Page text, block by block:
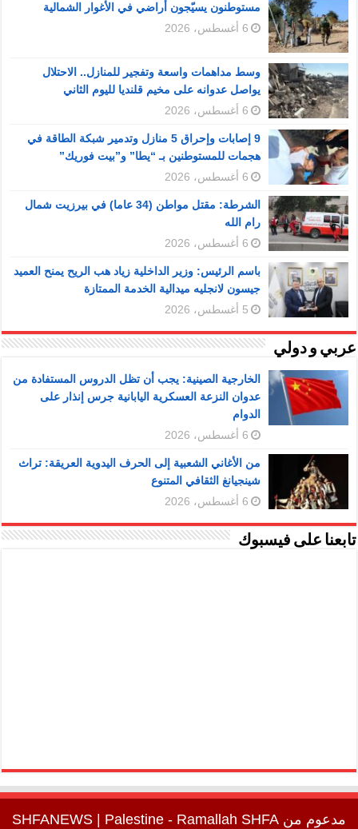
مستوطنون يسيّجون أراضي في الأغوار الشمالية
6 أغسطس، 2026
وسط مداهمات واسعة وتفجير للمنازل.. الاحتلال
يواصل عدوانه على مخيم قلنديا لليوم الثاني
6 أغسطس، 2026
9 إصابات وإحراق 5 منازل وتدمير شبكة الطاقة في
هجمات للمستوطنين بـ “يطا” و”بيت فوريك”
6 أغسطس، 2026
الشرطة: مقتل مواطن (34 عاما) في بيرزيت شمال
رام الله
6 أغسطس، 2026
باسم الرئيس: وزير الداخلية زياد هب الريح يمنح العميد
جيسون لانجليه ميدالية الخدمة الممتازة
5 أغسطس، 2026
عربي و دولي
الخارجية الصينية: يجب أن تظل الدروس المستفادة من
عدوان النزعة العسكرية اليابانية جرس إنذار على
الدوام
6 أغسطس، 2026
من الأغاني الشعبية إلى الحرف اليدوية العريقة: تراث
شينجيانغ الثقافي المتنوع
6 أغسطس، 2026
تابعنا على فيسبوك
مدعوم من SHFANEWS | Palestine - Ramallah SHFA